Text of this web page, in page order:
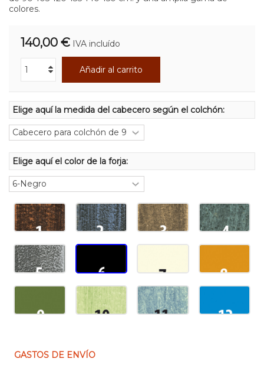
colores.
140,00 € IVA incluído
Añadir al carrito
Elige aquí la medida del cabecero según el colchón:
Elige aquí el color de la forja:
GASTOS DE ENVÍO